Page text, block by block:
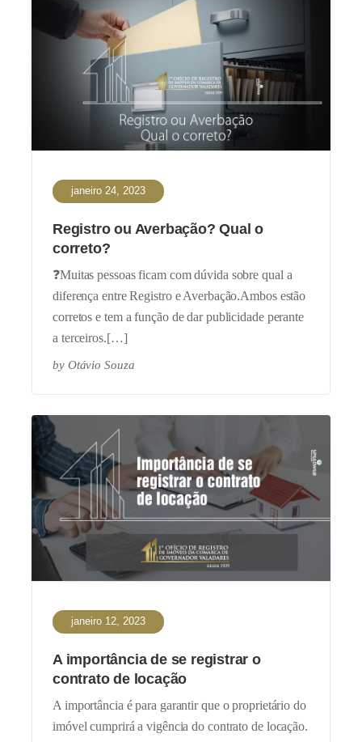
janeiro 24, 2023
Registro ou Averbação? Qual o
correto?
❓Muitas pessoas ficam com dúvida sobre qual a
diferença entre Registro e Averbação.Ambos estão
corretos e tem a função de dar publicidade perante
a terceiros.[…]
by Otávio Souza
janeiro 12, 2023
A importância de se registrar o
contrato de locação
A importância é para garantir que o proprietário do
imóvel cumprirá a vigência do contrato de locação.